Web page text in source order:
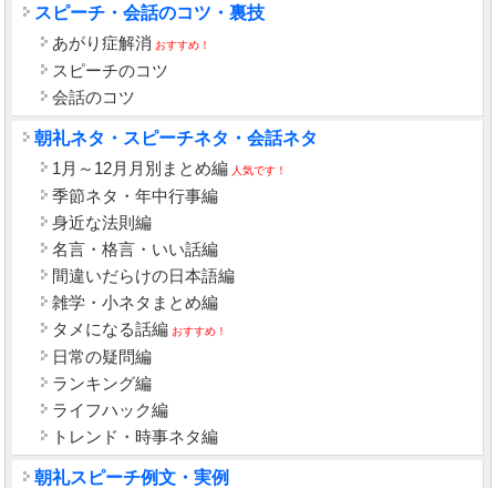
スピーチ・会話のコツ・裏技
あがり症解消 おすすめ！
スピーチのコツ
会話のコツ
朝礼ネタ・スピーチネタ・会話ネタ
1月～12月月別まとめ編 人気です！
季節ネタ・年中行事編
身近な法則編
名言・格言・いい話編
間違いだらけの日本語編
雑学・小ネタまとめ編
タメになる話編 おすすめ！
日常の疑問編
ランキング編
ライフハック編
トレンド・時事ネタ編
朝礼スピーチ例文・実例